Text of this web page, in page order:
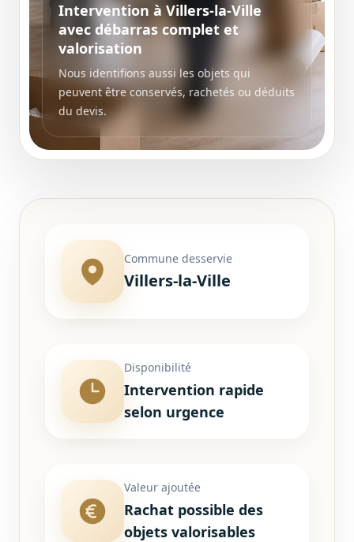
Intervention à Villers-la-Ville
avec débarras complet et
valorisation
Nous identifions aussi les objets qui
peuvent être conservés, rachetés ou déduits
du devis.
Commune desservie
Villers-la-Ville
Disponibilité
Intervention rapide
selon urgence
Valeur ajoutée
Rachat possible des
objets valorisables